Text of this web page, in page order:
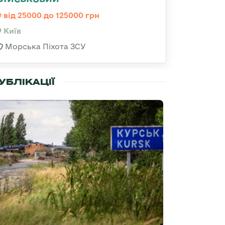
від 25000 до 125000 грн
Київ
Морська Піхота ЗСУ